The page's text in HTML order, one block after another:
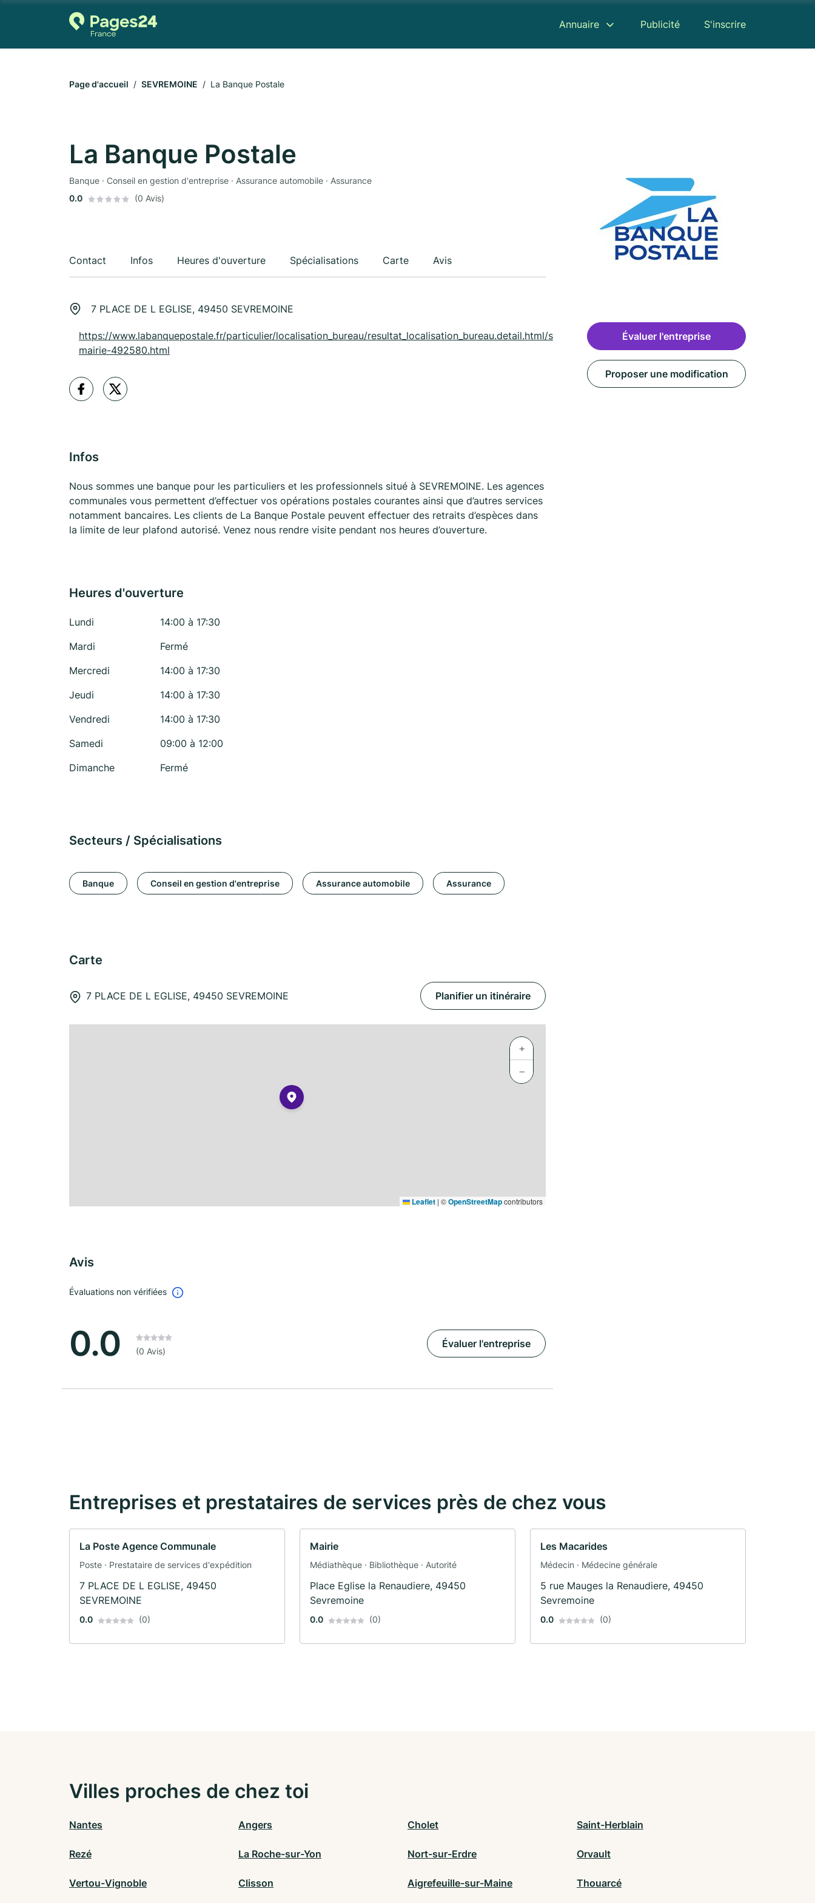
Annuaire Publicité S'inscrire
Page d'accueil SEVREMOINE La Banque Postale
La Banque Postale
Banque · Conseil en gestion d'entreprise · Assurance automobile · Assurance
0.0
(0 Avis)
Contact Infos Heures d'ouverture Spécialisations Carte Avis
7 PLACE DE L EGLISE, 49450 SEVREMOINE
https://www.labanquepostale.fr/particulier/localisation_bureau/resultat_localisation_bureau.detail.html/sevremoine-
mairie-492580.html
Infos
Nous sommes une banque pour les particuliers et les professionnels situé à SEVREMOINE. Les agences
communales vous permettent d’effectuer vos opérations postales courantes ainsi que d’autres services
notamment bancaires. Les clients de La Banque Postale peuvent effectuer des retraits d’espèces dans
la limite de leur plafond autorisé. Venez nous rendre visite pendant nos heures d’ouverture.
Heures d'ouverture
Lundi
14:00 à 17:30
Mardi
Fermé
Mercredi
14:00 à 17:30
Jeudi
14:00 à 17:30
Vendredi
14:00 à 17:30
Samedi
09:00 à 12:00
Dimanche
Fermé
Secteurs / Spécialisations
Banque Conseil en gestion d'entreprise Assurance automobile Assurance
Carte
7 PLACE DE L EGLISE, 49450 SEVREMOINE Planifier un itinéraire
+
−
Leaflet | ©OpenStreetMapcontributors
Avis
Évaluations non vérifiées
0.0 (0 Avis)
Évaluer l'entreprise
Évaluer l'entreprise
Proposer une modification
Entreprises et prestataires de services près de chez vous
La Poste Agence Communale
Poste · Prestataire de services d'expédition
7 PLACE DE L EGLISE, 49450
SEVREMOINE
0.0 (0)
Mairie
Médiathèque · Bibliothèque · Autorité
Place Eglise la Renaudiere, 49450
Sevremoine
0.0 (0)
Les Macarides
Médecin · Médecine générale
5 rue Mauges la Renaudiere, 49450
Sevremoine
0.0 (0)
Villes proches de chez toi
Nantes Angers Cholet Saint-Herblain
Rezé La Roche-sur-Yon Nort-sur-Erdre Orvault
Vertou-Vignoble Clisson Aigrefeuille-sur-Maine Thouarcé